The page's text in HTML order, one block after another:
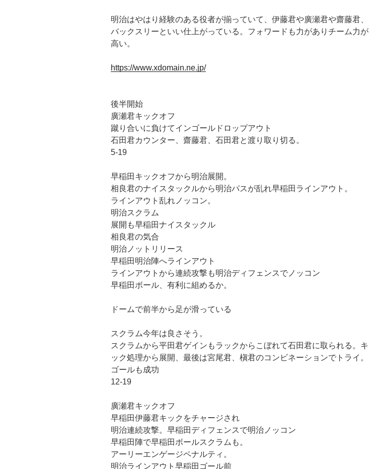
明治はやはり経験のある役者が揃っていて、伊藤君や廣瀬君や齋藤君、
バックスリーといい仕上がっている。フォワードも力がありチーム力が
高い。
https://www.xdomain.ne.jp/
後半開始
廣瀬君キックオフ
蹴り合いに負けてインゴールドロップアウト
石田君カウンター、齋藤君、石田君と渡り取り切る。
5-19
早稲田キックオフから明治展開。
相良君のナイスタックルから明治パスが乱れ早稲田ラインアウト。
ラインアウト乱れノッコン。
明治スクラム
展開も早稲田ナイスタックル
相良君の気合
明治ノットリリース
早稲田明治陣へラインアウト
ラインアウトから連続攻撃も明治ディフェンスでノッコン
早稲田ボール、有利に組めるか。
ドームで前半から足が滑っている
スクラム今年は良さそう。
スクラムから平田君ゲインもラックからこぼれて石田君に取られる。キ
ック処理から展開、最後は宮尾君、槇君のコンビネーションでトライ。
ゴールも成功
12-19
廣瀬君キックオフ
早稲田伊藤君キックをチャージされ
明治連続攻撃。早稲田ディフェンスで明治ノッコン
早稲田陣で早稲田ボールスクラムも。
アーリーエンゲージペナルティ。
明治ラインアウト早稲田ゴール前